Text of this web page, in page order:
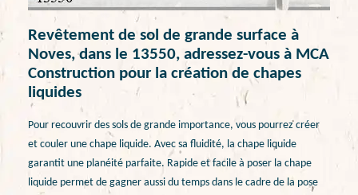
Revêtement de sol de grande surface à
Noves, dans le 13550, adressez-vous à MCA
Construction pour la création de chapes
liquides
Pour recouvrir des sols de grande importance, vous pourrez créer
et couler une chape liquide. Avec sa fluidité, la chape liquide
garantit une planéité parfaite. Rapide et facile à poser la chape
liquide permet de gagner aussi du temps dans le cadre de la pose